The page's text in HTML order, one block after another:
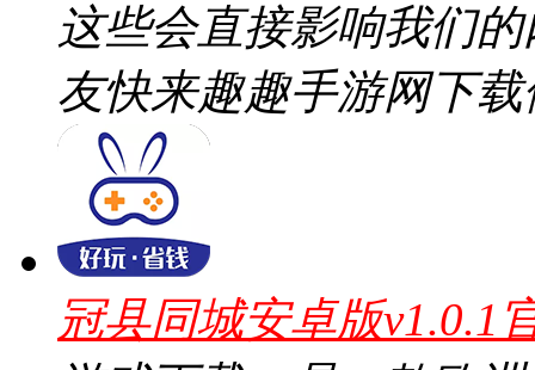
这些会直接影响我们
友快来趣趣手游网下
冠县同城安卓版v1.0.1